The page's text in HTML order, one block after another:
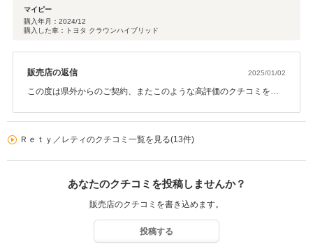
レスの心配までしてくれて予算内でできるようにアドバイスをしてくれまし
た。車好きな女性ならここで相談するのがいいと思います。
マイピー
購入年月： 2024/12
購入した車：トヨタ クラウンハイブリッド
販売店の返信 2025/01/02
この度は県外からのご契約、またこのような高評価のクチコミをい
Ｒｅｔｙ／レティのクチコミ一覧を見る(13件)
あなたのクチコミを投稿しませんか？
販売店のクチコミを書き込めます。
投稿する